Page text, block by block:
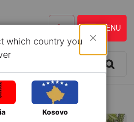
artificiale Lule artificiale me vazo
which country you
Kosovo